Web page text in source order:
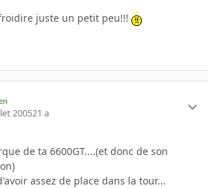
juste un petit peu!!!
200521 a
de ta 6600GT....(et donc de son
assez de place dans la tour...